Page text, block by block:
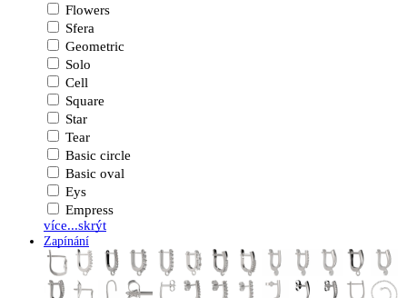
Flowers
Sfera
Geometric
Solo
Cell
Square
Star
Tear
Basic circle
Basic oval
Eys
Empress
více...skrýt
Zapínání